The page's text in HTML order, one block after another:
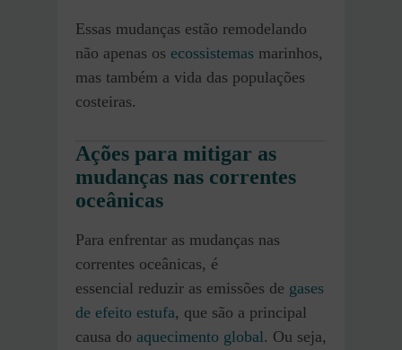
Essas mudanças estão remodelando
não apenas os ecossistemas marinhos,
mas também a vida das populações
costeiras.
Ações para mitigar as
mudanças nas correntes
oceânicas
Para enfrentar as mudanças nas
correntes oceânicas, é
essencial reduzir as emissões de gases
de efeito estufa, que são a principal
causa do aquecimento global. Ou seja,